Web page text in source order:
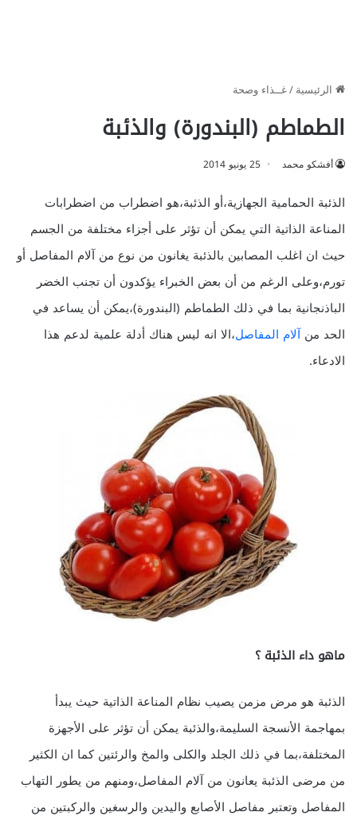
الرئيسية/غــذاء وصحة
الطماطم (البندورة) والذئبة
أفشكو محمد 25 يونيو 2014
الذئبة الحمامية الجهازية،أو الذئبة،هو اضطراب من اضطرابات
المناعة الذاتية التي يمكن أن تؤثر على أجزاء مختلفة من الجسم
حيث ان اغلب المصابين بالذئبة يغانون من نوع من آلام المفاصل أو
تورم،وعلى الرغم من أن بعض الخبراء يؤكدون أن تجنب الخضر
الباذنجانية بما في ذلك الطماطم (البندورة)،يمكن أن يساعد في
الحد منآلام المفاصل،الا انه ليس هناك أدلة علمية لدعم هذا
الادعاء.
ماهو داء الذئبة ؟
الذئبة هو مرض مزمن يصيب نظام المناعة الذاتية حيث يبدأ
بمهاجمة الأنسجة السليمة،والذئبة يمكن أن تؤثر على الأجهزة
المختلفة،بما في ذلك الجلد والكلى والمخ والرئتين كما ان الكثير
من مرضى الذئبة يعانون من آلام المفاصل،ومنهم من يطور التهاب
المفاصل وتعتبر مفاصل الأصابع واليدين والرسغين والركبتين من